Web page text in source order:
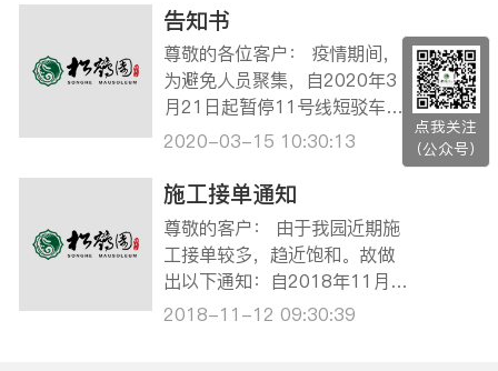
提前致电预约。龙华班车预约
电话：13681636018（陆女
士）；宝兴班车预约电话：02
1-56902674。 ☆3月30日，
4月6日龙华、宝兴班车…
告知书
尊敬的各位客户： 疫情期间，
为避免人员聚集，自2020年3
月21日起暂停11号线短驳车服
务，建议已经预约好落葬的客
敬请谅解。 本墓园清明期间预
约祭扫日期为2020年3月28日
至4月12日，将于3月26日开通
微信预约祭扫服务，关注“上海
松鹤…
2020-03-15 10:30:13
施工接单通知
尊敬的客户： 由于我园近期施
工接单较多，趋近饱和。故做
出以下通知：自2018年11月1
9日起在我园业务厅办理业务接
2018-11-12 09:30:39
点我关注
（公众号）